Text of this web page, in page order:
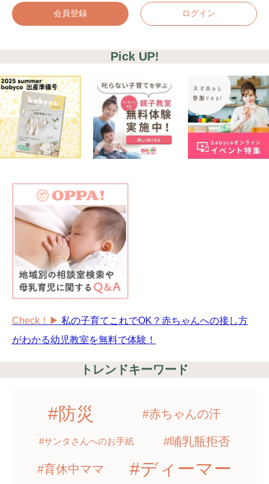
会員登録 ログイン
Pick UP!
Check！▶︎ 私の子育てこれでOK？赤ちゃんへの接し方
がわかる幼児教室を無料で体験！
トレンドキーワード
#防災 #赤ちゃんの汗
#サンタさんへのお手紙 #哺乳瓶拒否
#育休中ママ #ディーマー